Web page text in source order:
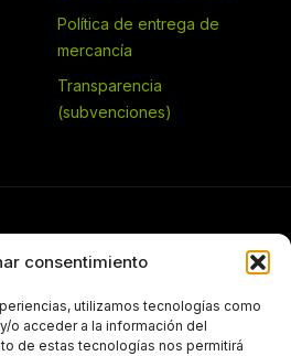
consentimiento
utilizamos tecnologías como
o acceder a la información del
de estas tecnologías nos permitirá
Política de entrega de
mercancía
Transparencia
(subvenciones)